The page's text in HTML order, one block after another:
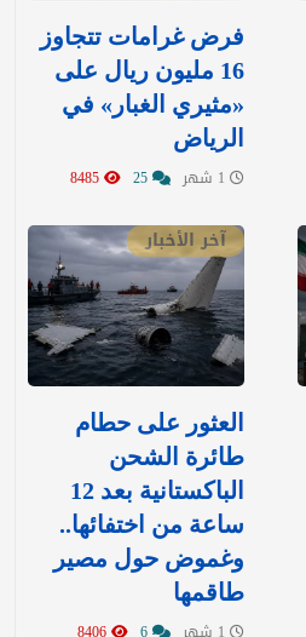
‏فرض غرامات تتجاوز
16 مليون ريال على
«مثيري الغبار» في
الرياض
آخر الأخبار
العثور على حطام
طائرة الشحن
الباكستانية بعد 12
ساعة من اختفائها..
وغموض حول مصير
طاقمها